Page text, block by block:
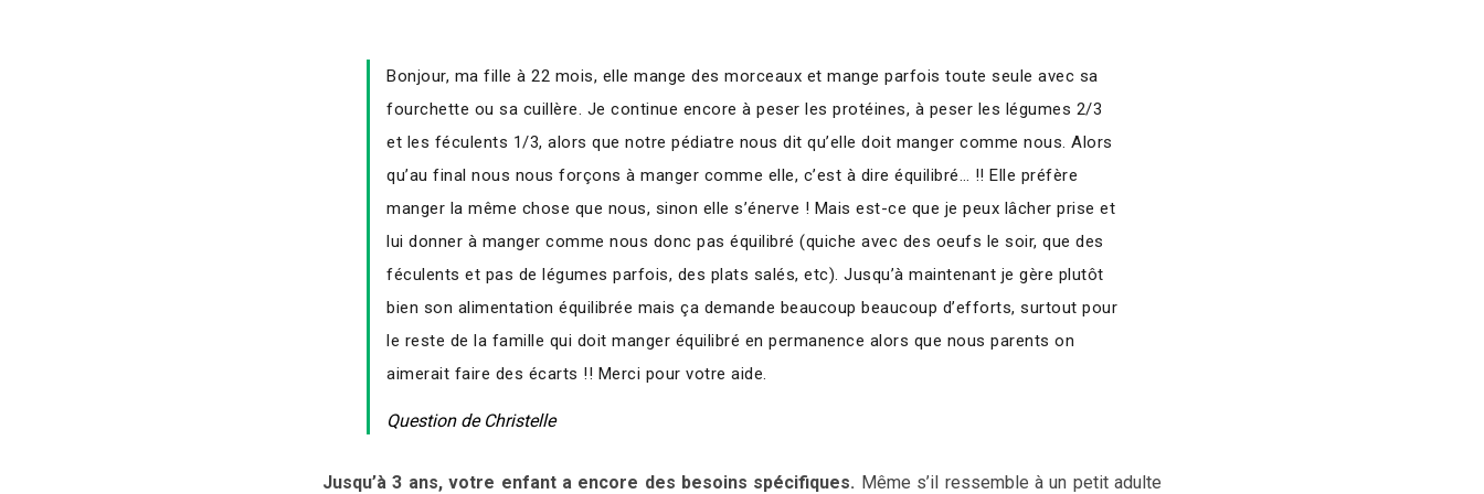
Bonjour, ma fille à 22 mois, elle mange des morceaux et mange parfois toute seule avec sa
fourchette ou sa cuillère. Je continue encore à peser les protéines, à peser les légumes 2/3
et les féculents 1/3, alors que notre pédiatre nous dit qu’elle doit manger comme nous. Alors
qu’au final nous nous forçons à manger comme elle, c’est à dire équilibré… !! Elle préfère
manger la même chose que nous, sinon elle s’énerve ! Mais est-ce que je peux lâcher prise et
lui donner à manger comme nous donc pas équilibré (quiche avec des oeufs le soir, que des
féculents et pas de légumes parfois, des plats salés, etc). Jusqu’à maintenant je gère plutôt
bien son alimentation équilibrée mais ça demande beaucoup beaucoup d’efforts, surtout pour
le reste de la famille qui doit manger équilibré en permanence alors que nous parents on
aimerait faire des écarts !! Merci pour votre aide.
Question de Christelle
Jusqu’à 3 ans, votre enfant a encore des besoins spécifiques. Même s’il ressemble à un petit adulte